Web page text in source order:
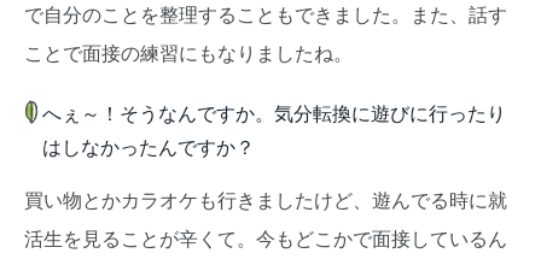
で自分のことを整理することもできました。また、話す
ことで面接の練習にもなりましたね。
へぇ～！そうなんですか。気分転換に遊びに行ったり
はしなかったんですか？
買い物とかカラオケも行きましたけど、遊んでる時に就
活生を見ることが辛くて。今もどこかで面接しているん